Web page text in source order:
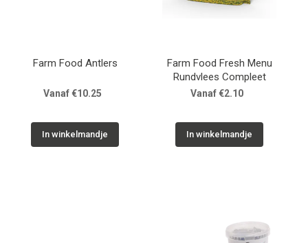
Farm Food Antlers
Vanaf €10.25
In winkelmandje
Farm Food Fresh Menu
Rundvlees Compleet
Vanaf €2.10
In winkelmandje